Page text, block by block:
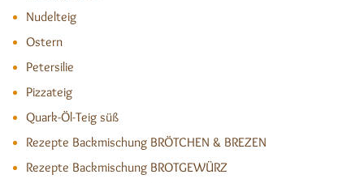
Nudelteig
Ostern
Petersilie
Pizzateig
Quark-Öl-Teig süß
Rezepte Backmischung BRÖTCHEN & BREZEN
Rezepte Backmischung BROTGEWÜRZ